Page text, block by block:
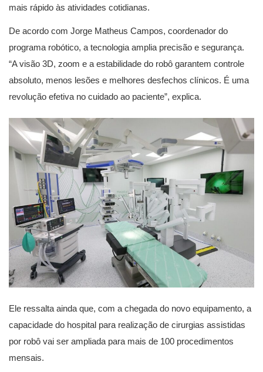
mais rápido às atividades cotidianas.
De acordo com Jorge Matheus Campos, coordenador do
programa robótico, a tecnologia amplia precisão e segurança.
“A visão 3D, zoom e a estabilidade do robô garantem controle
absoluto, menos lesões e melhores desfechos clínicos. É uma
revolução efetiva no cuidado ao paciente”, explica.
Ele ressalta ainda que, com a chegada do novo equipamento, a
capacidade do hospital para realização de cirurgias assistidas
por robô vai ser ampliada para mais de 100 procedimentos
mensais.